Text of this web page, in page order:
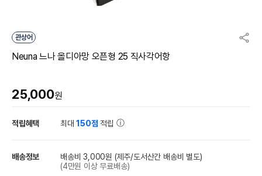
관상어
Neuna 느나 올디아망 오픈형 25 직사각어항
25,000원
적립혜택 최대150점 적립
배송정보 배송비 3,000원 (제주/도서산간 배송비 별도)
(4만원 이상 무료배송)